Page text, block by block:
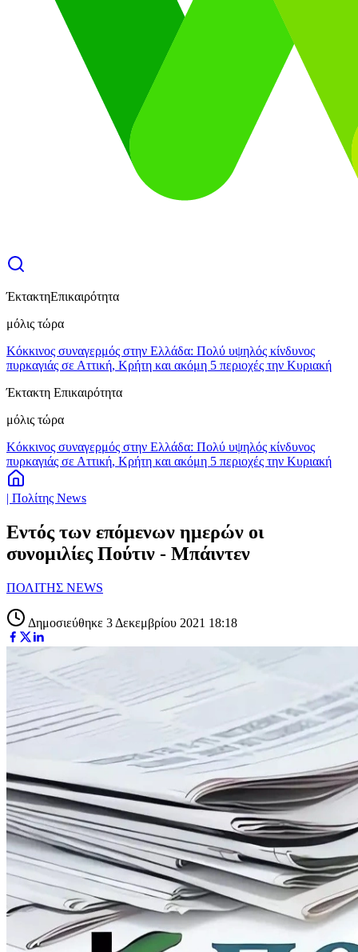
ΈκτακτηΕπικαιρότητα
μόλις τώρα
Κόκκινος συναγερμός στην Ελλάδα: Πολύ υψηλός κίνδυνος
πυρκαγιάς σε Αττική, Κρήτη και ακόμη 5 περιοχές την Κυριακή
Έκτακτη Επικαιρότητα
μόλις τώρα
Κόκκινος συναγερμός στην Ελλάδα: Πολύ υψηλός κίνδυνος
πυρκαγιάς σε Αττική, Κρήτη και ακόμη 5 περιοχές την Κυριακή
| Πολίτης News
Εντός των επόμενων ημερών οι
συνομιλίες Πούτιν - Μπάιντεν
ΠΟΛΙΤΗΣ NEWS
Δημοσιεύθηκε 3 Δεκεμβρίου 2021 18:18